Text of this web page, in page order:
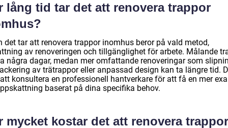
lång tid tar det att renovera trappor
det tar att renovera trappor inomhus beror på vald metod,
av renoveringen och tillgänglighet för arbete. Målande
några dagar, medan mer omfattande renoveringar som
av trätrappor eller anpassad design kan ta längre tid.
konsultera en professionell hantverkare för att få en mer
baserat på dina specifika behov.
mycket kostar det att renovera trappor